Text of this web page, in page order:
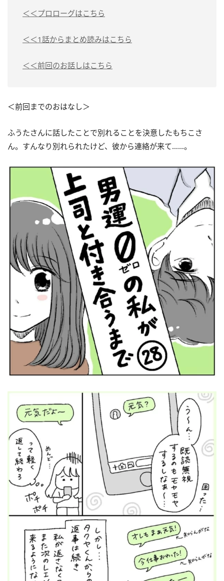
＜＜プロローグはこちら
＜＜1話からまとめ読みはこちら
＜＜前回のお話しはこちら
＜前回までのおはなし＞
ふうたさんに話したことで別れることを決意したもちこさ
ん。すんなり別れられたけど、彼から連絡が来て……。